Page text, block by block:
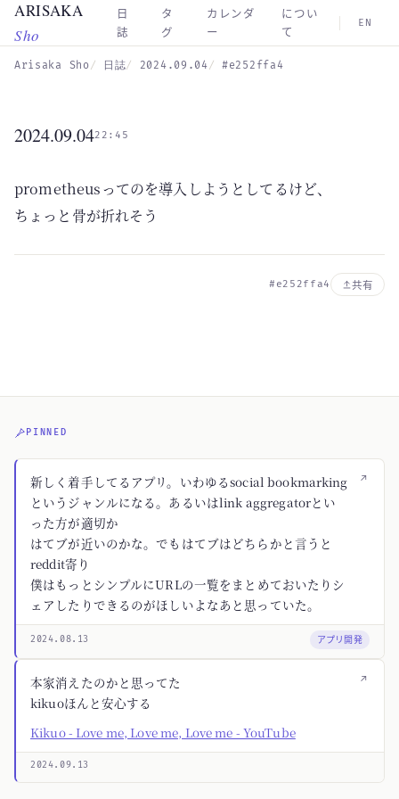
Skip to main content
ARISAKA
Sho
日
誌
タ
グ
カレンダ
ー
につい
て
EN
Arisaka Sho 日誌 2024.09.04 #e252ffa4
2024.09.0422:45
prometheusってのを導入しようとしてるけど、
ちょっと骨が折れそう
#e252ffa4 共有
PINNED
↗
新しく着手してるアプリ。いわゆるsocial bookmarking
というジャンルになる。あるいはlink aggregatorとい
った方が適切か
はてブが近いのかな。でもはてブはどちらかと言うと
reddit寄り
僕はもっとシンプルにURLの一覧をまとめておいたりシ
ェアしたりできるのがほしいよなあと思っていた。
2024.08.13 アプリ開発
↗
本家消えたのかと思ってた
kikuoほんと安心する
Kikuo - Love me, Love me, Love me - YouTube
2024.09.13